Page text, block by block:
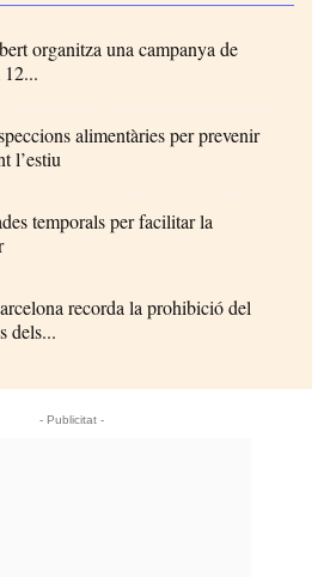
organitza una campanya de
alimentàries per prevenir
l’estiu
temporals per facilitar la
recorda la prohibició del
dels...
- Publicitat -